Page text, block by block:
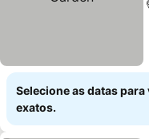
Selecione as datas
exatos.